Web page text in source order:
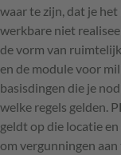
waar te zijn, dat je
werkbare niet
de vorm van
en de module voor
basisdingen die je
welke regels gelden.
geldt op die locatie
om vergunningen aan